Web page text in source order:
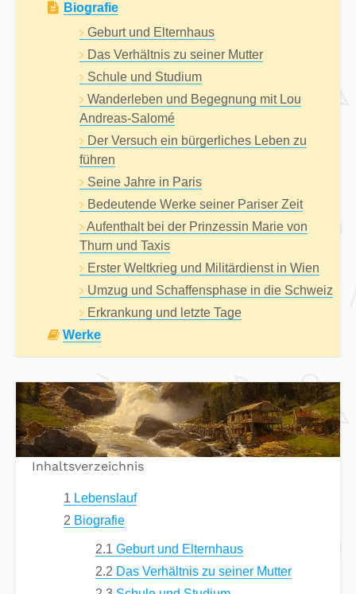
Biografie
Geburt und Elternhaus
Das Verhältnis zu seiner Mutter
Schule und Studium
Wanderleben und Begegnung mit Lou
Andreas-Salomé
Der Versuch ein bürgerliches Leben zu
führen
Seine Jahre in Paris
Bedeutende Werke seiner Pariser Zeit
Aufenthalt bei der Prinzessin Marie von
Thurn und Taxis
Erster Weltkrieg und Militärdienst in Wien
Umzug und Schaffensphase in die Schweiz
Erkrankung und letzte Tage
Werke
Inhaltsverzeichnis
1 Lebenslauf
2 Biografie
2.1 Geburt und Elternhaus
2.2 Das Verhältnis zu seiner Mutter